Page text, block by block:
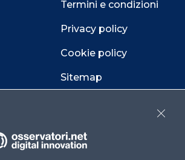
Termini e condizioni
Privacy policy
Cookie policy
Sitemap
Cookie Center